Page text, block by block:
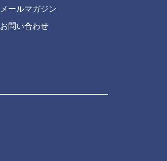
メールマガジン
お問い合わせ